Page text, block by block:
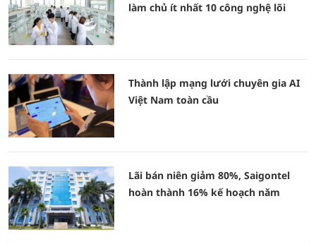
làm chủ ít nhất 10 công nghệ lõi
Thành lập mạng lưới chuyên gia AI
Việt Nam toàn cầu
Lãi bán niên giảm 80%, Saigontel
hoàn thành 16% kế hoạch năm